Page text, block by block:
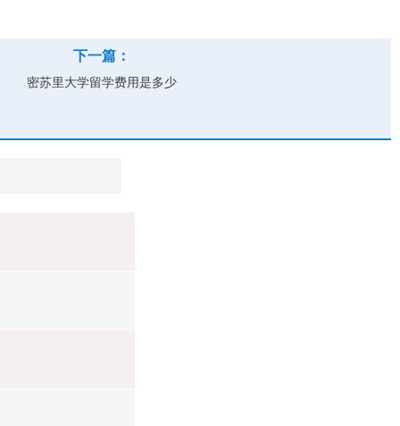
下一篇：
密苏里大学留学费用是多少